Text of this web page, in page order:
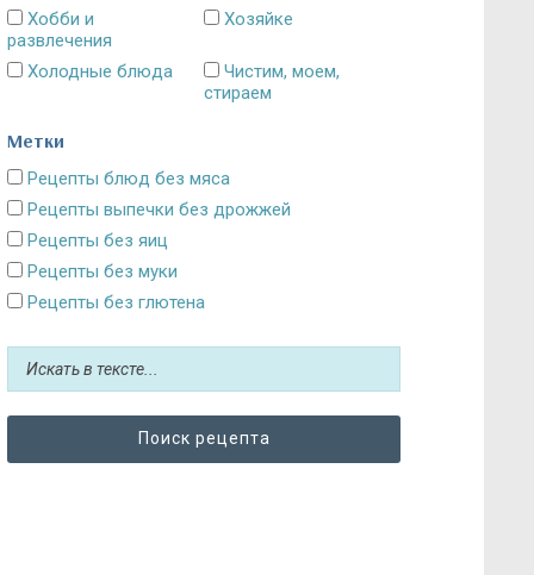
Хобби и
развлечения
Хозяйке
Холодные блюда
Чистим, моем,
стираем
Метки
Блюда без картошки
Рецепты без выпечки
Рецепты без глютена
Рецепты без грибов
Рецепты без муки
Рецепты без яиц
Рецепты блюд без мяса
Рецепты выпечки без дрожжей